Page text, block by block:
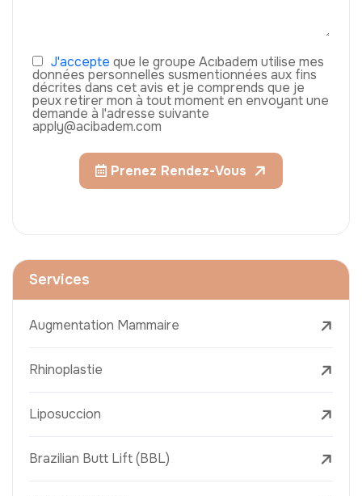
J'accepte que le groupe Acıbadem utilise mes
données personnelles susmentionnées aux fins
décrites dans cet avis et je comprends que je
peux retirer mon à tout moment en envoyant une
demande à l'adresse suivante
apply@acibadem.com
Prenez Rendez-Vous
Services
Augmentation Mammaire
Rhinoplastie
Liposuccion
Brazilian Butt Lift (BBL)